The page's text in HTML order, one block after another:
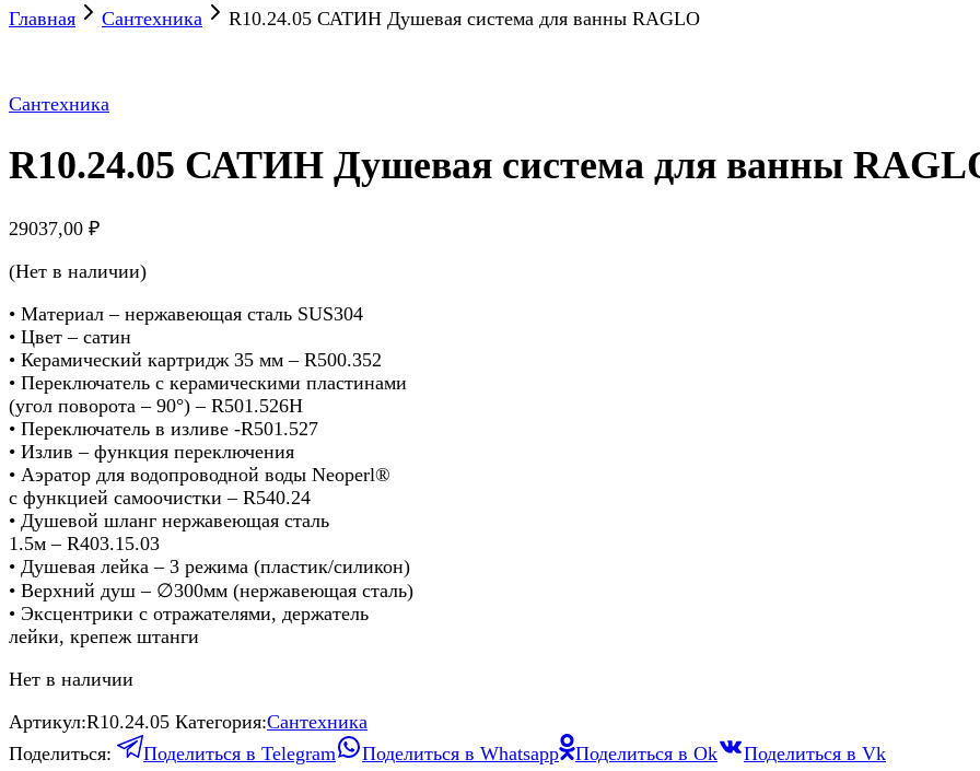
Главная
Сантехника R10.24.05 САТИН Душевая система для ванны RAGLO
Сантехника
R10.24.05 САТИН Душевая система для ванны
29037,00 ₽
(Нет в наличии)
• Материал – нержавеющая сталь SUS304
• Цвет – сатин
• Керамический картридж 35 мм – R500.352
• Переключатель с керамическими пластинами
(угол поворота – 90°) – R501.526H
• Переключатель в изливе -R501.527
• Излив – функция переключения
• Аэратор для водопроводной воды Neoperl®
с функцией самоочистки – R540.24
• Душевой шланг нержавеющая сталь
1.5м – R403.15.03
• Душевая лейка – 3 режима (пластик/силикон)
• Верхний душ – ∅300мм (нержавеющая сталь)
• Эксцентрики с отражателями, держатель
лейки, крепеж штанги
Нет в наличии
Артикул:R10.24.05 Категория:Сантехника
Поделиться:
Поделиться в Telegram Поделиться в Whatsapp Поделиться в Ok
Поделиться в Vk